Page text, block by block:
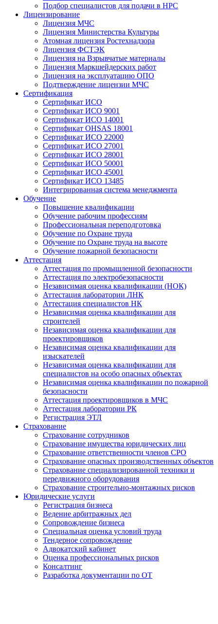
Подбор специалистов для подачи в НРС
Лицензирование
Лицензия МЧС
Лицензия Министерства Культуры
Атомная лицензия Ростехнадзора
Лицензия ФСТЭК
Лицензия на Взрывчатые материалы
Лицензия Маркшейдерских работ
Лицензия на эксплуатацию ОПО
Подтверждение лицензии МЧС
Сертификация
Сертификат ИСО
Сертификат ИСО 9001
Сертификат ИСО 14001
Сертификат OHSAS 18001
Сертификат ИСО 22000
Сертификат ИСО 27001
Сертификат ИСО 28001
Сертификат ИСО 50001
Сертификат ИСО 45001
Сертификат ИСО 13485
Интегрированная система менеджмента
Обучение
Повышение квалификации
Обучение рабочим профессиям
Профессиональная переподготовка
Обучение по Охране труда
Обучение по Охране труда на высоте
Обучение пожарной безопасности
Аттестация
Аттестация по промышленной безопасности
Аттестация по электробезопасности
Независимая оценка квалификации (НОК)
Аттестация лаборатории ЛНК
Аттестация специалистов НК
Независимая оценка квалификации для
строителей
Независимая оценка квалификации для
проектировщиков
Независимая оценка квалификации для
изыскателей
Независимая оценка квалификации для
специалистов на особо опасных объектах
Независимая оценка квалификации по пожарной
безопасности
Аттестация проектировщиков в МЧС
Аттестация лаборатории РК
Регистрация ЭТЛ
Страхование
Страхование сотрудников
Страхование имущества юридических лиц
Страхование ответственности членов СРО
Страхование опасных производственных объектов
Страхование специализированной техники и
передвижного оборудования
Страхование строительно-монтажных рисков
Юридические услуги
Регистрация бизнеса
Ведение арбитражных дел
Сопровождение бизнеса
Специальная оценка условий труда
Тендерное сопровождение
Адвокатский кабинет
Оценка профессиональных рисков
Консалтинг
Разработка документации по ОТ